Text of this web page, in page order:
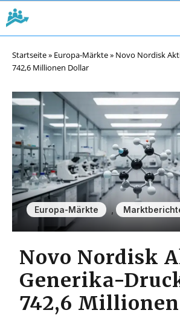
Startseite» Europa-Märkte» Novo Nordisk
742,6 Millionen Dollar
Europa-Märkte
Novo Nordisk
Generika-
742,6